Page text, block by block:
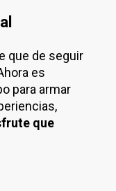
que de seguir
es
para armar
que